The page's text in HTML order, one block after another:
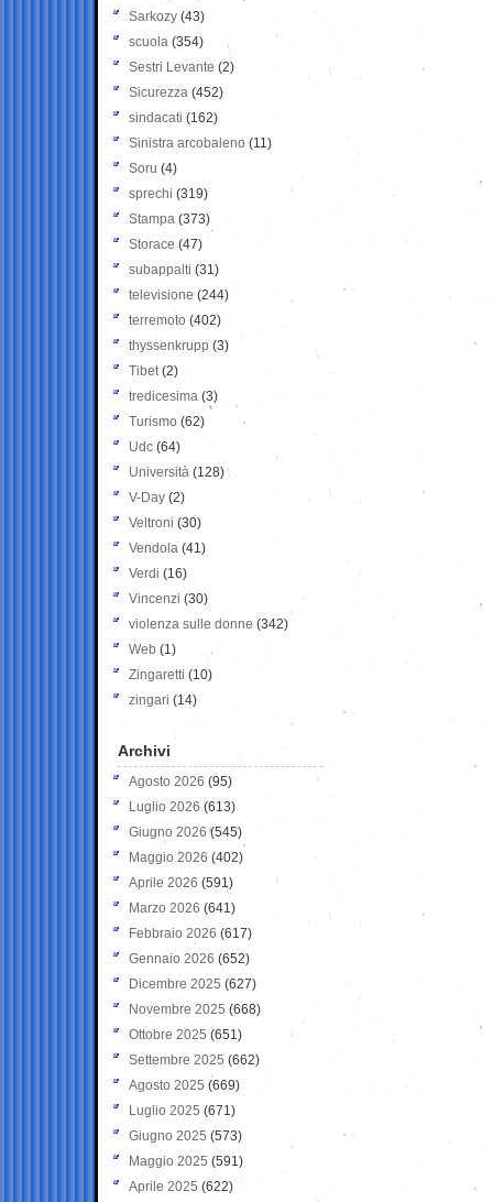
Sarkozy (43)
scuola (354)
Sestri Levante (2)
Sicurezza (452)
sindacati (162)
Sinistra arcobaleno (11)
Soru (4)
sprechi (319)
Stampa (373)
Storace (47)
subappalti (31)
televisione(244)
terremoto (402)
thyssenkrupp (3)
Tibet(2)
tredicesima (3)
Turismo (62)
Udc (64)
Università (128)
V-Day (2)
Veltroni (30)
Vendola (41)
Verdi (16)
Vincenzi (30)
violenza sulle donne (342)
Web (1)
Zingaretti (10)
zingari (14)
Archivi
Agosto 2026 (95)
Luglio 2026 (613)
Giugno 2026 (545)
Maggio 2026 (402)
Aprile 2026 (591)
Marzo 2026 (641)
Febbraio 2026 (617)
Gennaio 2026 (652)
Dicembre 2025 (627)
Novembre 2025 (668)
Ottobre 2025 (651)
Settembre 2025 (662)
Agosto 2025 (669)
Luglio 2025 (671)
Giugno 2025 (573)
Maggio 2025 (591)
Aprile 2025 (622)